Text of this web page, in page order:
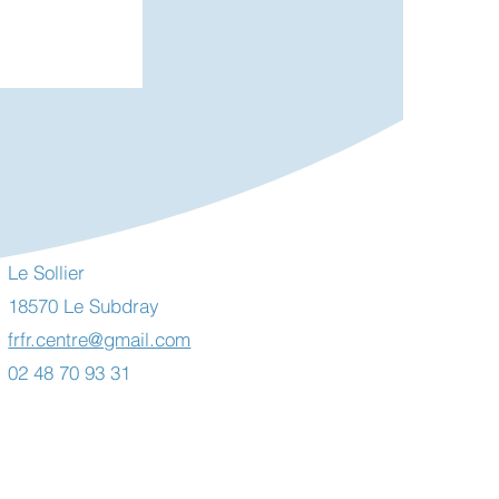
deux
et août
Le Sollier
18570 Le Subdray
frfr.centre@gmail.com
02 48 70 93 31